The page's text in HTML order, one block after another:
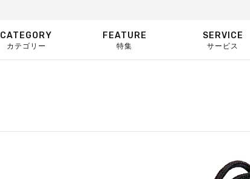
CATEGORY
カテゴリー
FEATURE
特集
SERVICE
サービス